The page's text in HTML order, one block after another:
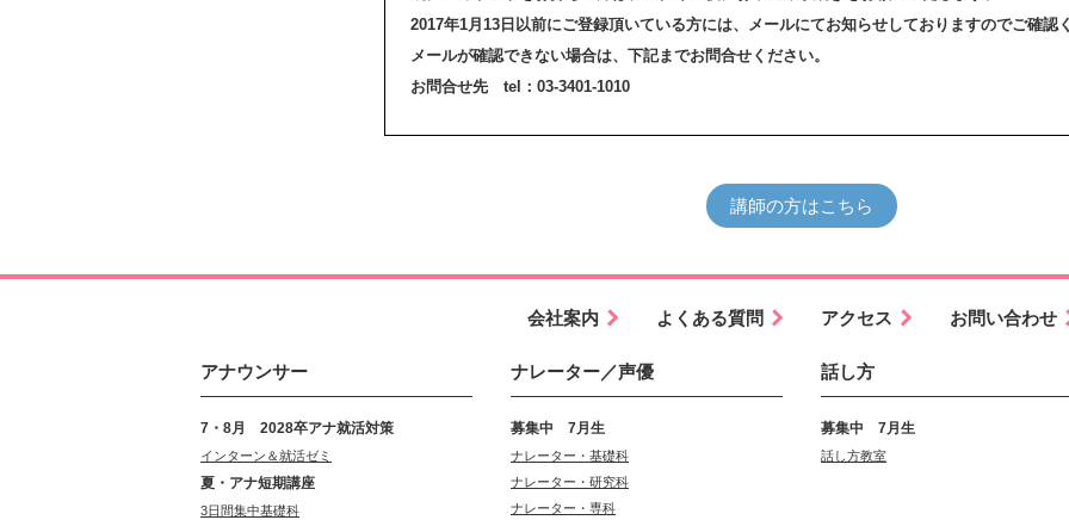
2017年1月13日以前にご登録頂いている方には、メールにてお知らせしておりますのでご確認
メールが確認できない場合は、下記までお問合せください。
お問合せ先 tel：03-3401-1010
講師の方はこちら
会社案内 よくある質問 アクセス お問い合わせ
アナウンサー
7・8月 2028卒アナ就活対策
インターン＆就活ゼミ
夏・アナ短期講座
3日間集中基礎科
ナレーター／声優
募集中 7月生
ナレーター・基礎科
ナレーター・研究科
ナレーター・専科
話し方
募集中 7月生
話し方教室